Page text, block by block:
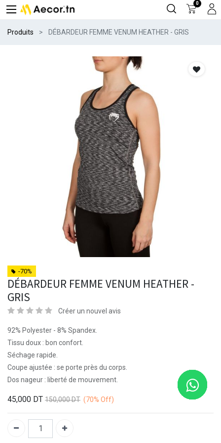
0
Produits DÉBARDEUR FEMME VENUM HEATHER - GRIS
-70%
DÉBARDEUR FEMME VENUM HEATHER -
GRIS
Créer un nouvel avis
92% Polyester - 8% Spandex.
Tissu doux : bon confort.
Séchage rapide.
Coupe ajustée : se porte près du corps.
Dos nageur : liberté de mouvement.
45,000 DT 150,000DT (70% Off)